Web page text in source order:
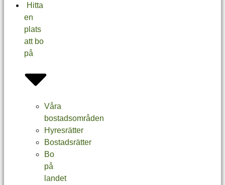
Hitta
en
plats
att bo
på
Våra
bostadsområden
Hyresrätter
Bostadsrätter
Bo
på
landet